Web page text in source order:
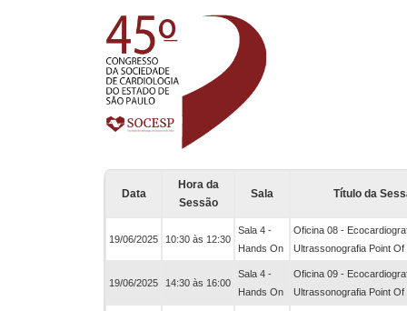
Data
Hora da
Sessão
Sala Título da
19/06/2025 10:30 às 12:30
Sala 4 -
Hands On
Oficina 08 -
Ultrassonografia Point Of
19/06/2025 14:30 às 16:00
Sala 4 -
Hands On
Oficina 09 -
Ultrassonografia Point Of